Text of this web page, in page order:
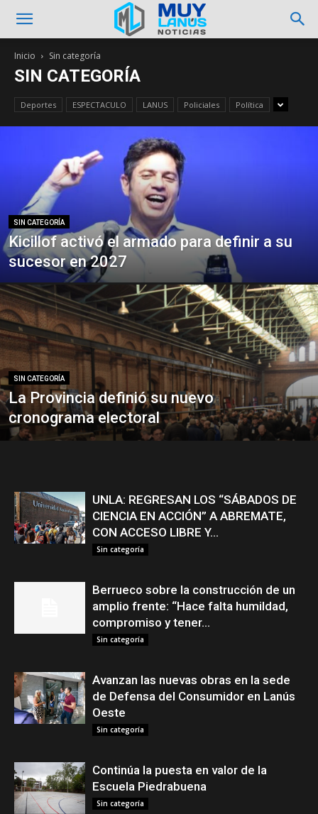
Inicio Sin categoría
SIN CATEGORÍA
Deportes ESPECTACULO LANUS Policiales Política
SIN CATEGORÍA
Kicillof activó el armado para definir a su
sucesor en 2027
SIN CATEGORÍA
La Provincia definió su nuevo
cronograma electoral
UNLA: REGRESAN LOS “SÁBADOS DE
CIENCIA EN ACCIÓN” A ABREMATE,
CON ACCESO LIBRE Y...
Sin categoría
Berrueco sobre la construcción de un
amplio frente: “Hace falta humildad,
compromiso y tener...
Sin categoría
Avanzan las nuevas obras en la sede
de Defensa del Consumidor en Lanús
Oeste
Sin categoría
Continúa la puesta en valor de la
Escuela Piedrabuena
Sin categoría